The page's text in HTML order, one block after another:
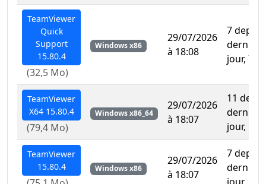
TeamViewer
Quick
Support
15.80.4
(32,5 Mo)
Windows x86
29/07/2026
à 18:08
7
jour,
TeamViewer
X64 15.80.4
(79,4 Mo)
Windows x86_64
29/07/2026
à 18:07
11
jour,
TeamViewer
15.80.4
Windows x86
29/07/2026
à 18:07
7